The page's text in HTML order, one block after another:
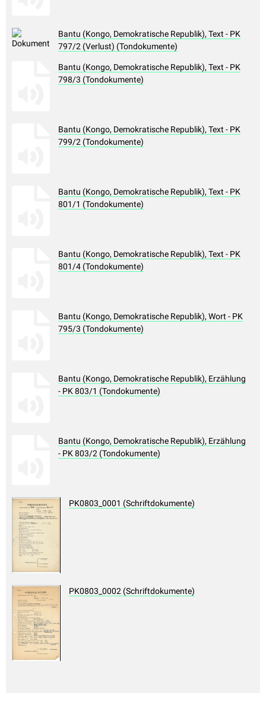
Bantu (Kongo, Demokratische Republik), Text - PK
797/2 (Verlust) (Tondokumente)
Bantu (Kongo, Demokratische Republik), Text - PK
798/3 (Tondokumente)
Bantu (Kongo, Demokratische Republik), Text - PK
799/2 (Tondokumente)
Bantu (Kongo, Demokratische Republik), Text - PK
801/1 (Tondokumente)
Bantu (Kongo, Demokratische Republik), Text - PK
801/4 (Tondokumente)
Bantu (Kongo, Demokratische Republik), Wort - PK
795/3 (Tondokumente)
Bantu (Kongo, Demokratische Republik), Erzählung
- PK 803/1 (Tondokumente)
Bantu (Kongo, Demokratische Republik), Erzählung
- PK 803/2 (Tondokumente)
PK0803_0001 (Schriftdokumente)
PK0803_0002 (Schriftdokumente)